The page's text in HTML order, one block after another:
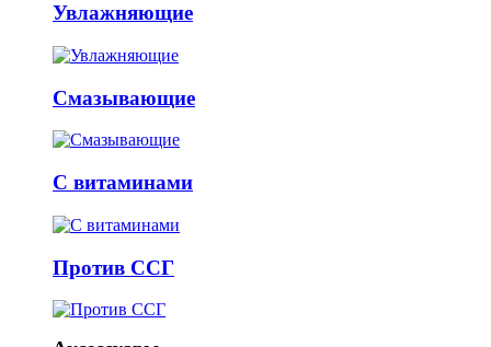
Увлажняющие
Смазывающие
С витаминами
Против ССГ